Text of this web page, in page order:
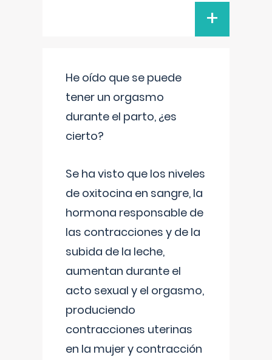
+
He oído que se puede
tener un orgasmo
durante el parto, ¿es
cierto?
Se ha visto que los niveles
de oxitocina en sangre, la
hormona responsable de
las contracciones y de la
subida de la leche,
aumentan durante el
acto sexual y el orgasmo,
produciendo
contracciones uterinas
en la mujer y contracción